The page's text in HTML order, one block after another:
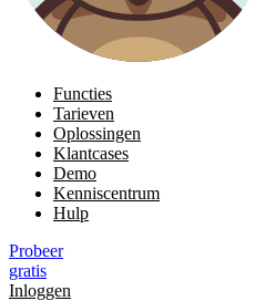
Functies
Tarieven
Oplossingen
Klantcases
Demo
Kenniscentrum
Hulp
Probeer
gratis
Inloggen